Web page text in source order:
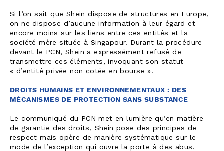
Si l’on sait que Shein dispose de structures en Europe,
on ne dispose d’aucune information à leur égard et
encore moins sur les liens entre ces entités et la
société mère située à Singapour. Durant la procédure
devant le PCN, Shein a expressément refusé de
transmettre ces éléments, invoquant son statut
« d’entité privée non cotée en bourse ».
DROITS HUMAINS ET ENVIRONNEMENTAUX : DES
MÉCANISMES DE PROTECTION SANS SUBSTANCE
Le communiqué du PCN met en lumière qu’en matière
de garantie des droits, Shein pose des principes de
respect mais opère de manière systématique sur le
mode de l’exception qui ouvre la porte à des abus.